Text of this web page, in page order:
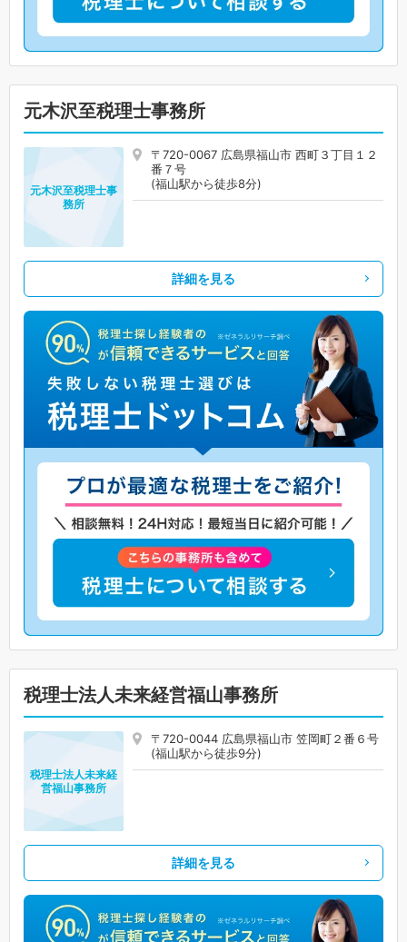
元木沢至税理士事務所
〒720-0067 広島県福山市 西町３丁目１２
番７号
(福山駅から徒歩8分)
元木沢至税理士事
務所
詳細を見る
税理士法人未来経営福山事務所
〒720-0044 広島県福山市 笠岡町２番６号
(福山駅から徒歩9分)
税理士法人未来経
営福山事務所
詳細を見る